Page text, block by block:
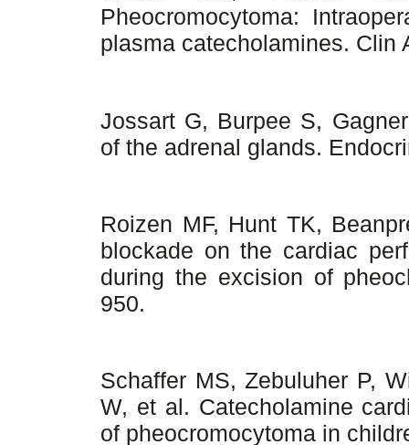
Pheocromocytoma:
plasma catecholamines. Clin
Jossart G, Burpee S,
of the adrenal glands.
Roizen MF, Hunt TK,
blockade on the cardiac
during the excision of
950.
Schaffer MS, Zebuluher P,
W, et al. Catecholamine
of pheocromocytoma in